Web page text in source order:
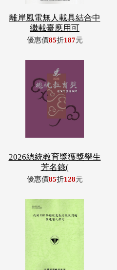
離岸風電無人載具結合中
繼載臺應用可
優惠價85折187元
2026總統教育獎獲獎學生
芳名錄(
優惠價85折128元